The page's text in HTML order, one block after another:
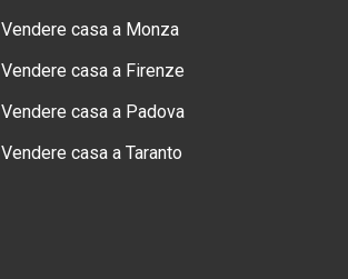
Vendere casa a Monza
Vendere casa a Firenze
Vendere casa a Padova
Vendere casa a Taranto